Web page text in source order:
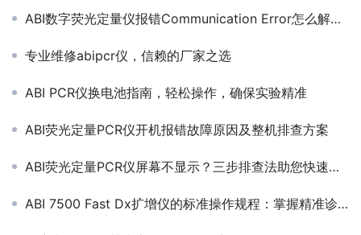
ABI数字荧光定量仪报错Communication Error怎么解决?
专业维修abipcr仪，信赖的厂家之选
ABI PCR仪换电池指南，轻松操作，确保实验精准
ABI荧光定量PCR仪开机报错故障原因及整机排查方案
ABI荧光定量PCR仪屏幕不显示？三步排查法助您快速恢复实验
ABI 7500 Fast Dx扩增仪的标准操作规程：掌握精准诊断的关键步骤